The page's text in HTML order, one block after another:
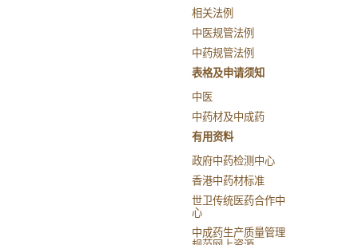
相关法例
中医规管法例
中药规管法例
表格及申请须知
中医
中药材及中成药
有用资料
政府中药检测中心
香港中药材标准
世卫传统医药合作中
心
中成药生产质量管理